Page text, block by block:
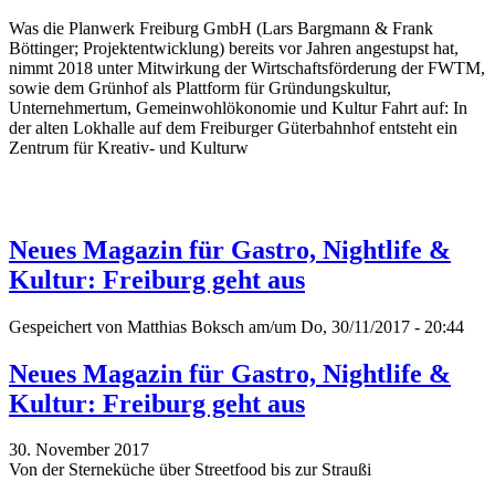
Was die Planwerk Freiburg GmbH (Lars Bargmann & Frank
Böttinger; Projektentwicklung) bereits vor Jahren angestupst hat,
nimmt 2018 unter Mitwirkung der Wirtschaftsförderung der FWTM,
sowie dem Grünhof als Plattform für Gründungskultur,
Unternehmertum, Gemeinwohlökonomie und Kultur Fahrt auf: In
der alten Lokhalle auf dem Freiburger Güterbahnhof entsteht ein
Zentrum für Kreativ- und Kulturw
Neues Magazin für Gastro, Nightlife &
Kultur: Freiburg geht aus
Gespeichert von Matthias Boksch am/um Do, 30/11/2017 - 20:44
Neues Magazin für Gastro, Nightlife &
Kultur: Freiburg geht aus
30. November 2017
Von der Sterneküche über Streetfood bis zur Straußi